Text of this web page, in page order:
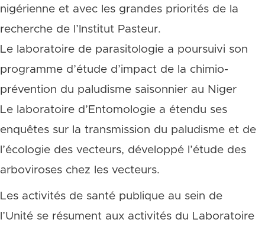
nigérienne et avec les grandes priorités de la
recherche de l’Institut Pasteur.
Le laboratoire de parasitologie a poursuivi son
programme d’étude d’impact de la chimio-
prévention du paludisme saisonnier au Niger
Le laboratoire d’Entomologie a étendu ses
enquêtes sur la transmission du paludisme et de
l’écologie des vecteurs, développé l’étude des
arboviroses chez les vecteurs.
Les activités de santé publique au sein de
l’Unité se résument aux activités du Laboratoire